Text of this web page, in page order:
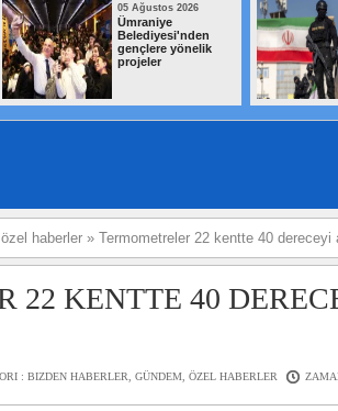
05 Ağustos 2026
Ümraniye
Belediyesi'nden
gençlere yönelik
projeler
özel haberler » Termometreler 22 kentte 40 dereceyi
22 KENTTE 40
: BIZDEN HABERLER, GÜNDEM, ÖZEL HABERLER